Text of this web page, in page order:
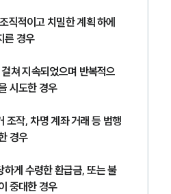
직적이고 치밀한 계획 하에
른 경우
쳐 지속되었으며 반복적으
시도한 경우
조작, 차명 계좌 거래 등 범행
경우
하게 수령한 환급금, 또는 불
중대한 경우